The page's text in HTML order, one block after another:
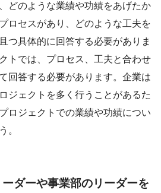
どのような業績や功績をあげたか
ロセスがあり、どのような工夫を
つ具体的に回答する必要がありま
トでは、プロセス、工夫と合わせ
回答する必要があります。企業は
ジェクトを多く行うことがあるた
ロジェクトでの業績や功績につい
。
ダーや事業部のリーダーを